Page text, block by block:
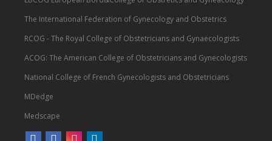
The International Federation of Gynecology and Obstetrics
RCOG - The Royal College of Obstetricians and Gynaecologists
ACOG: The American College of Obstetricians and Gynecologists
National College of French Gynecologists and Obstetricians
MDedge
Medscape